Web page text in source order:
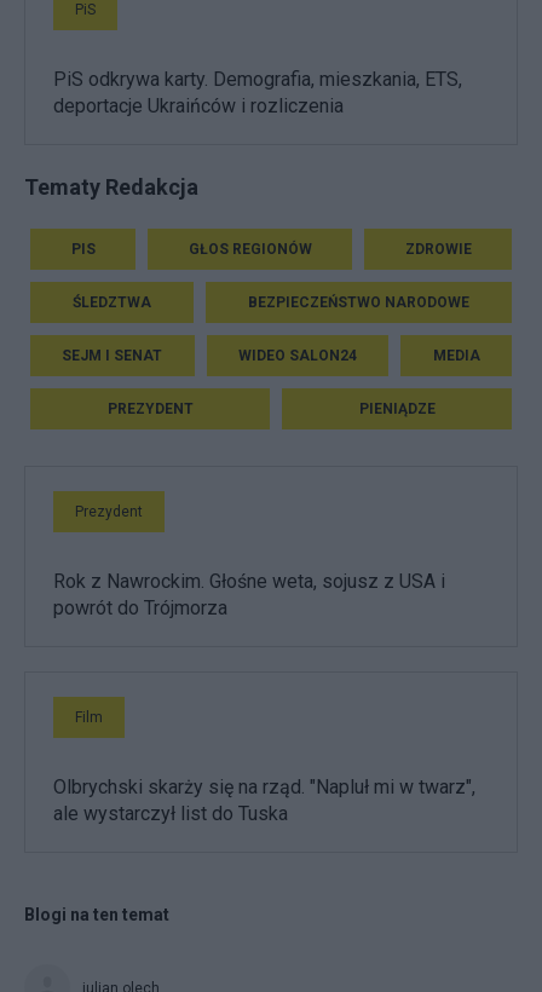
PiS
PiS odkrywa karty. Demografia, mieszkania, ETS,
deportacje Ukraińców i rozliczenia
Tematy Redakcja
PIS GŁOS REGIONÓW ZDROWIE
ŚLEDZTWA BEZPIECZEŃSTWO NARODOWE
SEJM I SENAT WIDEO SALON24 MEDIA
PREZYDENT PIENIĄDZE
Prezydent
Rok z Nawrockim. Głośne weta, sojusz z USA i
powrót do Trójmorza
Film
Olbrychski skarży się na rząd. "Napluł mi w twarz",
ale wystarczył list do Tuska
Blogi na ten temat
julian olech